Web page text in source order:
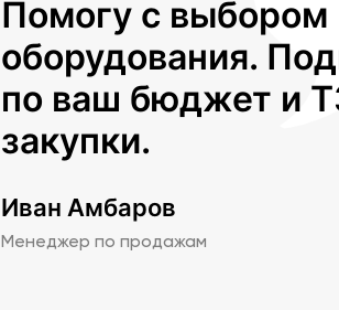
Помогу с выбором
оборудования.
по ваш бюджет и
закупки.
Иван Амбаров
Менеджер по продажам